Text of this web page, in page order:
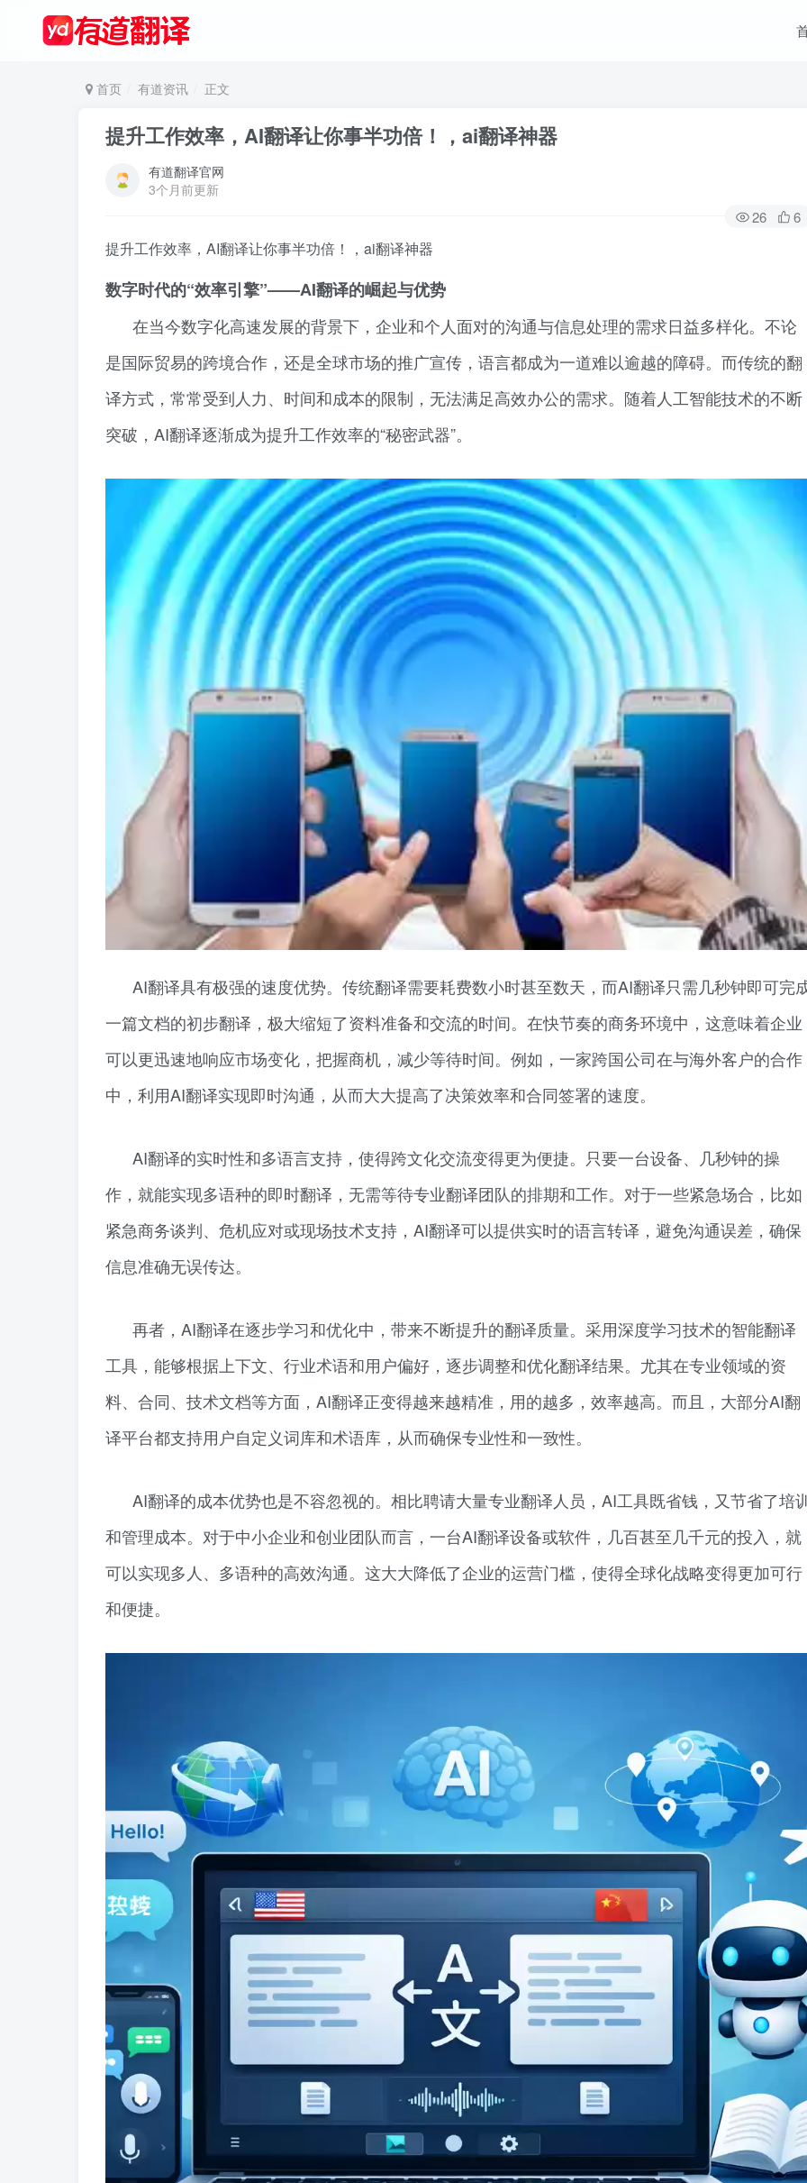
首页 有道资讯 正文
提升工作效率，AI翻译让你事半功倍！，ai翻译神器
有道翻译官网
3个月前更新
26 6
提升工作效率，AI翻译让你事半功倍！，ai翻译神器
数字时代的“效率引擎”——AI翻译的崛起与优势
在当今数字化高速发展的背景下，企业和个人面对的沟通与信息处理的需求日益多样化。不论
是国际贸易的跨境合作，还是全球市场的推广宣传，语言都成为一道难以逾越的障碍。而传统的翻
译方式，常常受到人力、时间和成本的限制，无法满足高效办公的需求。随着人工智能技术的不断
突破，AI翻译逐渐成为提升工作效率的“秘密武器”。
AI翻译具有极强的速度优势。传统翻译需要耗费数小时甚至数天，而AI翻译只需几秒钟即可完
一篇文档的初步翻译，极大缩短了资料准备和交流的时间。在快节奏的商务环境中，这意味着企业
可以更迅速地响应市场变化，把握商机，减少等待时间。例如，一家跨国公司在与海外客户的合作
中，利用AI翻译实现即时沟通，从而大大提高了决策效率和合同签署的速度。
AI翻译的实时性和多语言支持，使得跨文化交流变得更为便捷。只要一台设备、几秒钟的操
作，就能实现多语种的即时翻译，无需等待专业翻译团队的排期和工作。对于一些紧急场合，比如
紧急商务谈判、危机应对或现场技术支持，AI翻译可以提供实时的语言转译，避免沟通误差，确保
信息准确无误传达。
再者，AI翻译在逐步学习和优化中，带来不断提升的翻译质量。采用深度学习技术的智能翻译
工具，能够根据上下文、行业术语和用户偏好，逐步调整和优化翻译结果。尤其在专业领域的资
料、合同、技术文档等方面，AI翻译正变得越来越精准，用的越多，效率越高。而且，大部分AI翻
译平台都支持用户自定义词库和术语库，从而确保专业性和一致性。
AI翻译的成本优势也是不容忽视的。相比聘请大量专业翻译人员，AI工具既省钱，又节省了培
和管理成本。对于中小企业和创业团队而言，一台AI翻译设备或软件，几百甚至几千元的投入，就
可以实现多人、多语种的高效沟通。这大大降低了企业的运营门槛，使得全球化战略变得更加可行
和便捷。